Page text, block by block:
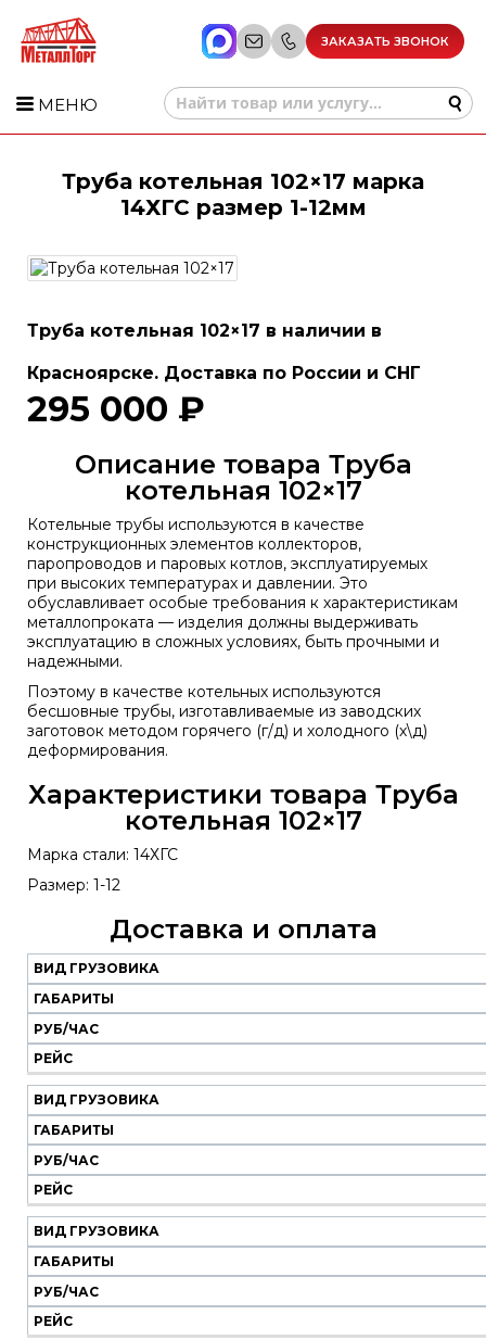
ЗАКАЗАТЬ ЗВОНОК
МЕНЮ
Труба котельная 102×17 марка
14ХГС размер 1-12мм
Труба котельная 102×17 в наличии в
Красноярске. Доставка по России и СНГ
295 000 ₽
Описание товара Труба
котельная 102×17
Котельные трубы используются в качестве
конструкционных элементов коллекторов,
паропроводов и паровых котлов, эксплуатируемых
при высоких температурах и давлении. Это
обуславливает особые требования к характеристикам
металлопроката — изделия должны выдерживать
эксплуатацию в сложных условиях, быть прочными и
надежными.
Поэтому в качестве котельных используются
бесшовные трубы, изготавливаемые из заводских
заготовок методом горячего (г/д) и холодного (х\д)
деформирования.
Характеристики товара Труба
котельная 102×17
Марка стали: 14ХГС
Размер: 1-12
Доставка и оплата
Наш
транспорт
Вид
грузовика
Габариты
Руб/
час
Рейс
ВИД ГРУЗОВИКА
ГАБАРИТЫ
РУБ/ЧАС
РЕЙС
ВИД ГРУЗОВИКА
ГАБАРИТЫ
РУБ/ЧАС
РЕЙС
ВИД ГРУЗОВИКА
ГАБАРИТЫ
РУБ/ЧАС
РЕЙС